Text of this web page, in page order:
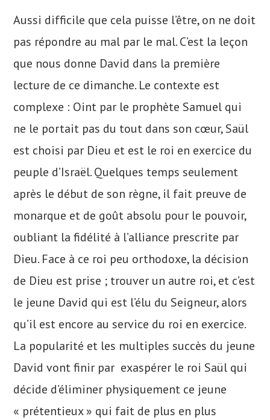
Aussi difficile que cela puisse l’être, on ne doit
pas répondre au mal par le mal. C’est la leçon
que nous donne David dans la première
lecture de ce dimanche. Le contexte est
complexe : Oint par le prophète Samuel qui
ne le portait pas du tout dans son cœur, Saül
est choisi par Dieu et est le roi en exercice du
peuple d’Israël. Quelques temps seulement
après le début de son règne, il fait preuve de
monarque et de goût absolu pour le pouvoir,
oubliant la fidélité à l’alliance prescrite par
Dieu. Face à ce roi peu orthodoxe, la décision
de Dieu est prise ; trouver un autre roi, et c’est
le jeune David qui est l’élu du Seigneur, alors
qu’il est encore au service du roi en exercice.
La popularité et les multiples succès du jeune
David vont finir par exaspérer le roi Saül qui
décide d’éliminer physiquement ce jeune
« prétentieux » qui fait de plus en plus